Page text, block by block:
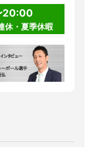
20:00
休・夏季休暇